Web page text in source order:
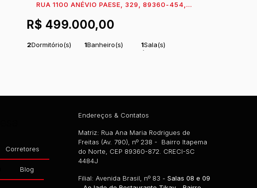
R$ 499.000,00
RUA 1100 ANÉVIO PAESE, 329, 89360-454,
2Dormitório(s) 1Banheiro(s) 1Sala(s)
Corretores
Blog
Endereços & Contatos
Matriz: Rua Ana Maria Rodrigues de
Freitas (Av. 790), nº 238 - Bairro Itapema
do Norte, CEP 89360-872. CRECI-SC
4484J
Filial: Avenida Brasil, nº 83 - Salas 08 e 09